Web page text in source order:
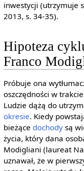
inwestycji (utrzymuje
2013, s. 34-35).
Hipoteza
Franco
Próbuje ona
oszczędności w
Ludzie dążą do
okresie. Kiedy
bieżące dochodysą
życia, który dana
Modigliani (laureat
uznawał, że w